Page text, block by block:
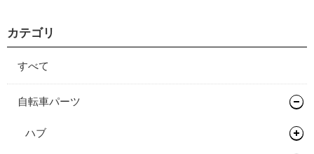
カテゴリ
すべて
自転車パーツ
ハブ